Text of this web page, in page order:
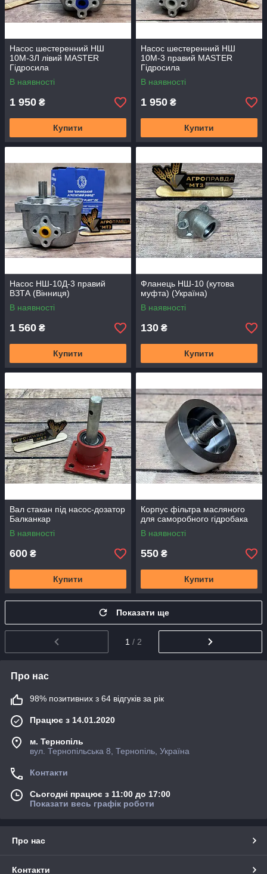
Насос шестеренний НШ
10М-3Л лівий MASTER
Гідросила
В наявності
1 950 ₴
Купити
Насос шестеренний НШ
10М-3 правий MASTER
Гідросила
В наявності
1 950 ₴
Купити
Насос НШ-10Д-3 правий
ВЗТА (Вінниця)
В наявності
1 560 ₴
Купити
Фланець НШ-10 (кутова
муфта) (Україна)
В наявності
130 ₴
Купити
Вал стакан під насос-дозатор
Балканкар
В наявності
600 ₴
Купити
Корпус фільтра масляного
для саморобного гідробака
В наявності
550 ₴
Купити
Показати ще
1 / 2
Про нас
98% позитивних з 64 відгуків за рік
Працює з 14.01.2020
м. Тернопіль
вул. Тернопільська 8, Тернопіль, Україна
Контакти
Сьогодні працює з 11:00 до 17:00
Показати весь графік роботи
Про нас
Контакти